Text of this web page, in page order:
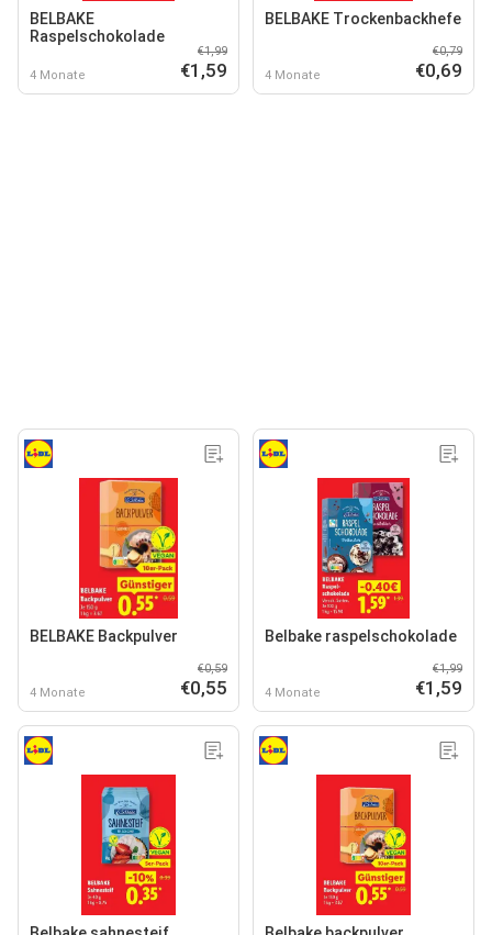
BELBAKE
Raspelschokolade
4 Monate
€1,99
€1,59
BELBAKE Trockenbackhefe
4 Monate
€0,79
€0,69
BELBAKE Backpulver
4 Monate
€0,59
€0,55
Belbake raspelschokolade
4 Monate
€1,99
€1,59